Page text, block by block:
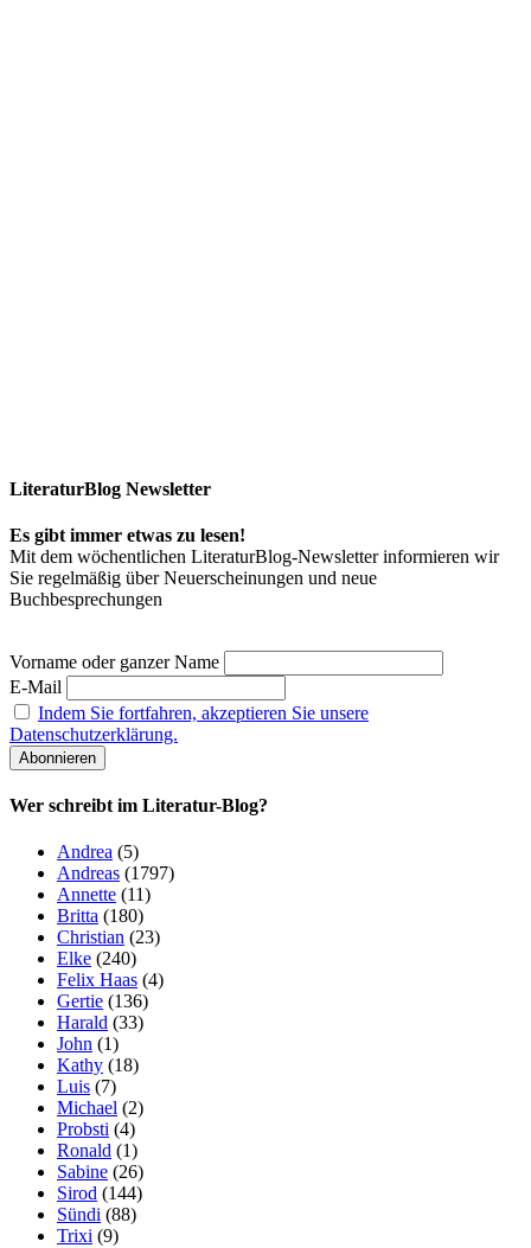
LiteraturBlog Newsletter
Es gibt immer etwas zu lesen!
Mit dem wöchentlichen LiteraturBlog-Newsletter informieren wir
Sie regelmäßig über Neuerscheinungen und neue
Buchbesprechungen
Vorname oder ganzer Name
E-Mail
Indem Sie fortfahren, akzeptieren Sie unsere
Datenschutzerklärung.
Wer schreibt im Literatur-Blog?
Andrea (5)
Andreas (1797)
Annette (11)
Britta (180)
Christian (23)
Elke (240)
Felix Haas (4)
Gertie (136)
Harald (33)
John (1)
Kathy (18)
Luis (7)
Michael (2)
Probsti (4)
Ronald (1)
Sabine (26)
Sirod (144)
Sündi (88)
Trixi (9)